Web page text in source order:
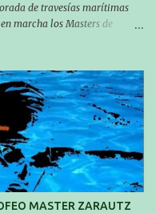
de travesías marítimas
marcha los Masters de
Santos participó en la
una distancia de 1600
Manu Santos y su
V. San Antón Bira. En esta
de Gaztetape hasta la playa
de aquel día, la organización
la playa de Malkorbe. Así,
segundos, c...
MASTER ZARAUTZ